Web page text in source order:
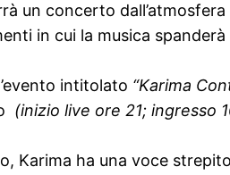
un concerto
in cui la musica
intitolato “Karima
(inizio live ore 21; ingresso
Karima ha una voce